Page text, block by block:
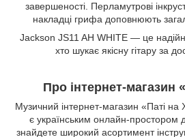
завершеності. Перламутрові
накладці грифа доповнюють
Jackson JS11 AH WHITE — це
хто шукає якісну гітару за
Про інтернет-магазин
Музичний інтернет-магазин «Паті на
є українським онлайн-простором
знайдете широкий асортимент